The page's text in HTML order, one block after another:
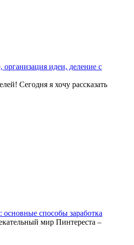
идеи, деление с
Сегодня я хочу рассказать
способы заработка
мир Пинтереста –